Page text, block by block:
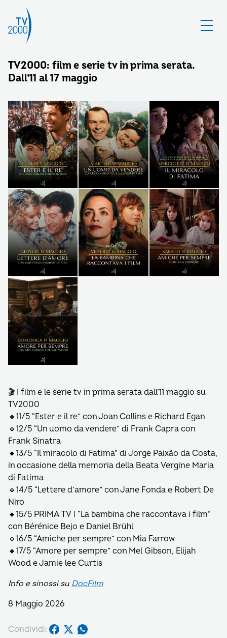
TV2000: film e serie tv in prima serata.
Dall’11 al 17 maggio
🎬 I film e le serie tv in prima serata dall’11 maggio su
TV2000
🔸11/5 “Ester e il re” con Joan Collins e Richard Egan
🔹12/5 “Un uomo da vendere” di Frank Capra con
Frank Sinatra
🔸13/5 “Il miracolo di Fatima” di Jorge Paixão da Costa,
in occasione della memoria della Beata Vergine Maria
di Fatima
🔹14/5 “Lettere d’amore” con Jane Fonda e Robert De
Niro
🔸15/5 PRIMA TV | “La bambina che raccontava i film”
con Bérénice Bejo e Daniel Brühl
🔹16/5 “Amiche per sempre” con Mia Farrow
🔸17/5 “Amore per sempre” con Mel Gibson, Elijah
Wood e Jamie lee Curtis
Info e sinossi su DocFilm
8 Maggio 2026
Condividi: